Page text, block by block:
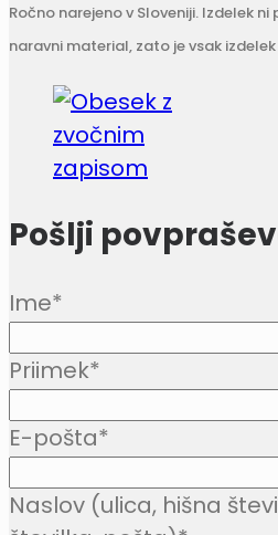
Ročno narejeno v Sloveniji. Izdelek ni
naravni material, zato je vsak
Pošlji
Ime*
Priimek*
E-pošta*
Naslov (ulica, hišna